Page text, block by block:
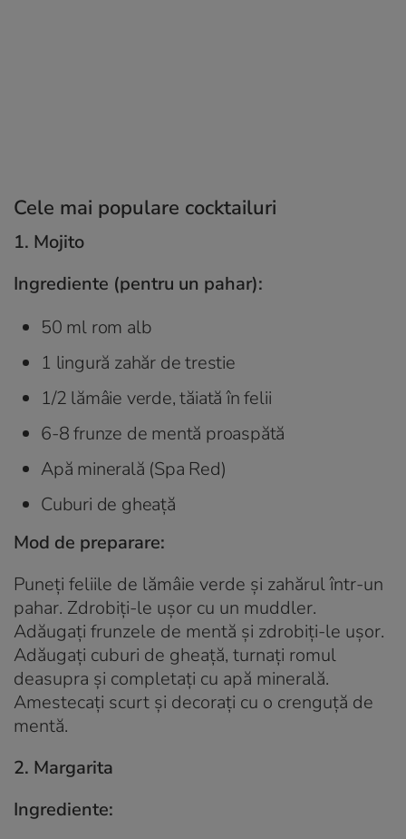
Cele mai populare cocktailuri
1. Mojito
Ingrediente (pentru un pahar):
50 ml rom alb
1 lingură zahăr de trestie
1/2 lămâie verde, tăiată în felii
6-8 frunze de mentă proaspătă
Apă minerală (Spa Red)
Cuburi de gheață
Mod de preparare:
Puneți feliile de lămâie verde și zahărul într-un
pahar. Zdrobiți-le ușor cu un muddler.
Adăugați frunzele de mentă și zdrobiți-le ușor.
Adăugați cuburi de gheață, turnați romul
deasupra și completați cu apă minerală.
Amestecați scurt și decorați cu o crenguță de
mentă.
2. Margarita
Ingrediente: